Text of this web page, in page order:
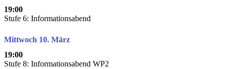
19:00
Stufe 6: Informationsabend
Mittwoch 10. März
19:00
Stufe 8: Informationsabend WP2